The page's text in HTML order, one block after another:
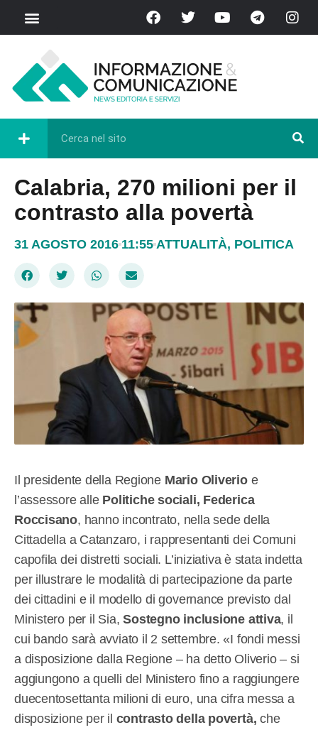
Calabria, 270 milioni per il
contrasto alla povertà
31 AGOSTO 2016 11:55 ATTUALITÀ, POLITICA
Il presidente della Regione Mario Oliverioe
l’assessore alle Politiche sociali, Federica
Roccisano, hanno incontrato, nella sede della
Cittadella a Catanzaro, i rappresentanti dei Comuni
capofila dei distretti sociali. L’iniziativa è stata indetta
per illustrare le modalità di partecipazione da parte
dei cittadini e il modello di governance previsto dal
Ministero per il Sia,Sostegno inclusione attiva, il
cui bando sarà avviato il 2 settembre. «I fondi messi
a disposizione dalla Regione – ha detto Oliverio – si
aggiungono a quelli del Ministero fino a raggiungere
duecentosettanta milioni di euro, una cifra messa a
disposizione per il contrasto della povertà, che